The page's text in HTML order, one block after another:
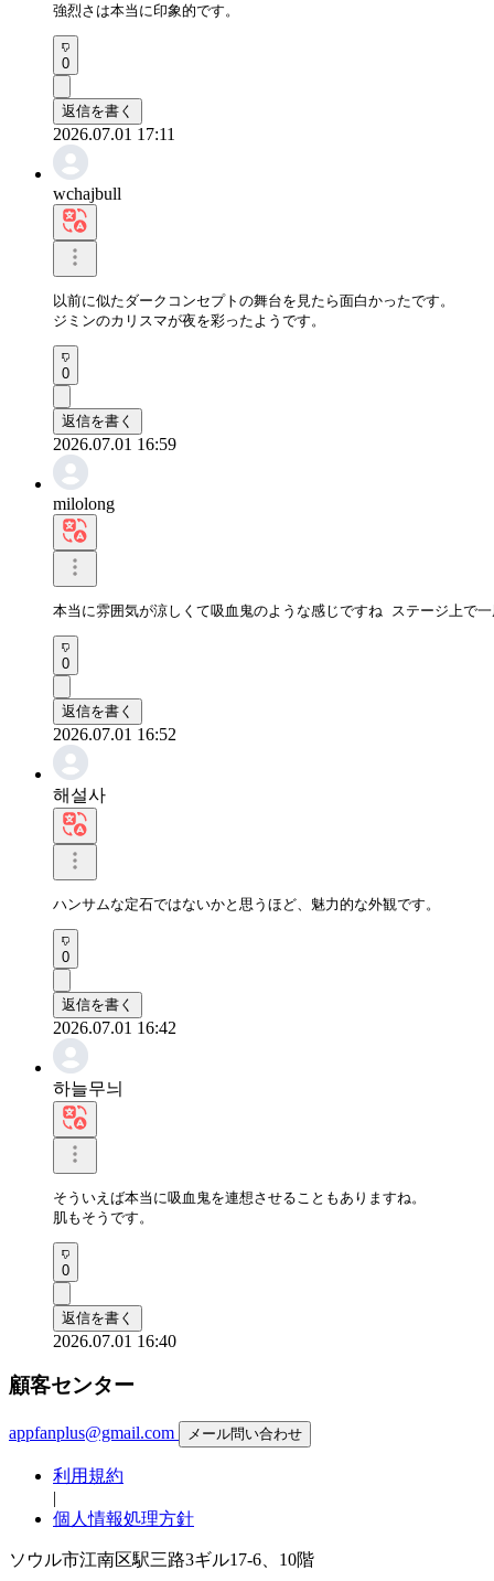
強烈さは本当に印象的です。
0
返信を書く
2026.07.01 17:11
wchajbull
以前に似たダークコンセプトの舞台を見たら面白かったです。
ジミンのカリスマが夜を彩ったようです。
0
返信を書く
2026.07.01 16:59
milolong
本当に雰囲気が涼しくて吸血鬼のような感じですね ステージ上で
0
返信を書く
2026.07.01 16:52
해설사
ハンサムな定石ではないかと思うほど、魅力的な外観です。
0
返信を書く
2026.07.01 16:42
하늘무늬
そういえば本当に吸血鬼を連想させることもありますね。
肌もそうです。
0
返信を書く
2026.07.01 16:40
顧客センター
appfanplus@gmail.com メール問い合わせ
利用規約
|
個人情報処理方針
ソウル市江南区駅三路3ギル17-6、10階